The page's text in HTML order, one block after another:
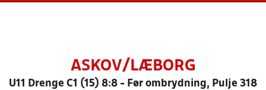
ASKOV/LÆBORG
U11 Drenge C1 (15) 8:8 - Før ombrydning, Pulje 318